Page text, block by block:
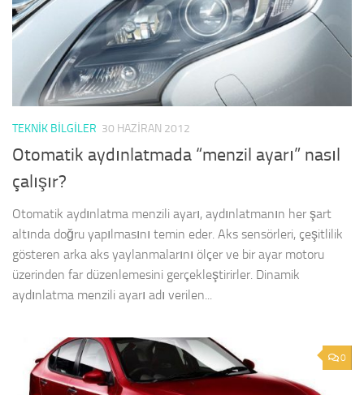
TEKNIK BILGILER 30 HAZIRAN 2012
Otomatik aydınlatmada “menzil ayarı” nasıl
çalışır?
Otomatik aydınlatma menzili ayarı, aydınlatmanın her şart
altında doğru yapılmasını temin eder. Aks sensörleri, çeşitlilik
gösteren arka aks yaylanmalarını ölçer ve bir ayar motoru
üzerinden far düzenlemesini gerçekleştirirler. Dinamik
aydınlatma menzili ayarı adı verilen...
0